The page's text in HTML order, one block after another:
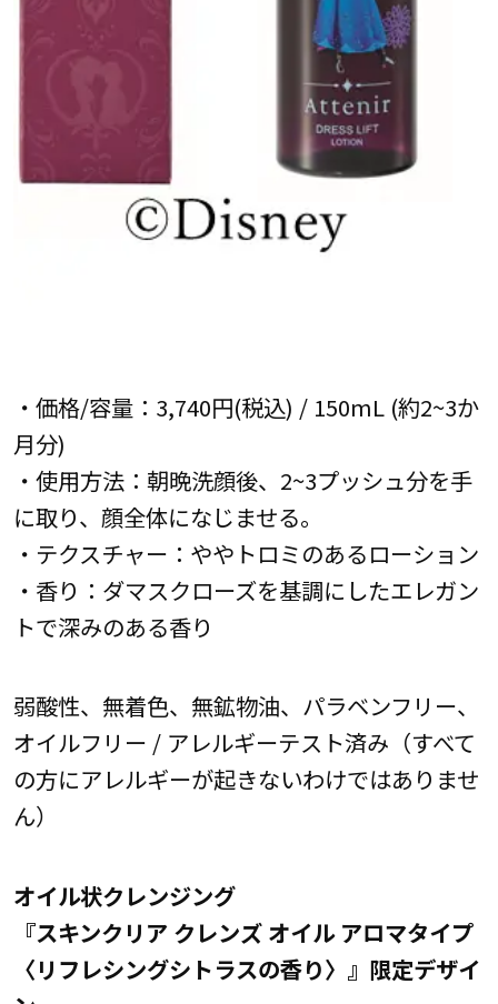
・価格/容量：3,740円(税込) / 150mL (約2~3か
月分)
・使用方法：朝晩洗顔後、2~3プッシュ分を手
に取り、顔全体になじませる。
・テクスチャー：ややトロミのあるローション
・香り：ダマスクローズを基調にしたエレガン
トで深みのある香り
弱酸性、無着色、無鉱物油、パラベンフリー、
オイルフリー / アレルギーテスト済み（すべて
の方にアレルギーが起きないわけではありませ
ん）
オイル状クレンジング
『スキンクリア クレンズ オイル アロマタイプ
〈リフレシングシトラスの香り〉』限定デザイ